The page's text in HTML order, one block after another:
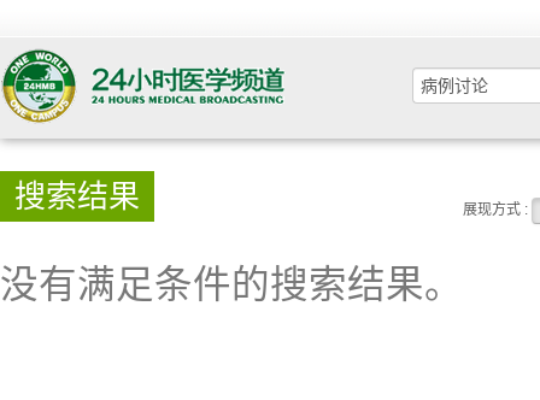
搜索结果 展现方式 :
没有满足条件的搜索结果。